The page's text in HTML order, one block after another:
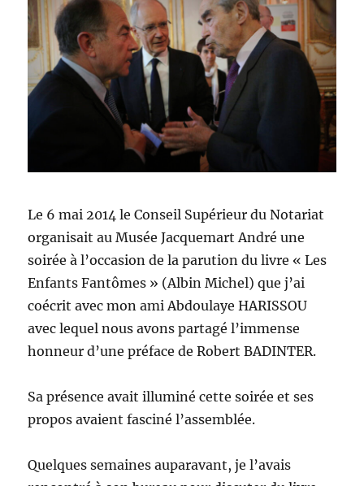
Le 6 mai 2014 le Conseil Supérieur du Notariat
organisait au Musée Jacquemart André une
soirée à l’occasion de la parution du livre « Les
Enfants Fantômes » (Albin Michel) que j’ai
coécrit avec mon ami Abdoulaye HARISSOU
avec lequel nous avons partagé l’immense
honneur d’une préface de Robert BADINTER.
Sa présence avait illuminé cette soirée et ses
propos avaient fasciné l’assemblée.
Quelques semaines auparavant, je l’avais